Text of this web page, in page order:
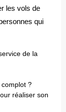
les vols de
qui
de la
complot ?
réaliser son